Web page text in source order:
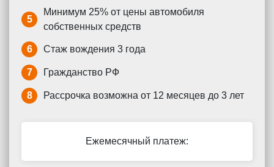
5
Минимум 25% от цены автомобиля
собственных средств
6 Стаж вождения 3 года
7 Гражданство РФ
8 Рассрочка возможна от 12 месяцев до 3 лет
Ежемесячный платеж: